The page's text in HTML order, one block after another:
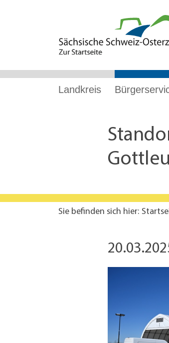
Landkreis
Sie befinden sich hier: